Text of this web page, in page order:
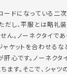
ードになっている二
だし、平服とは略礼
ん。ノーネクタイで
ケットを合わせるな
心です。ノーネクタ
ます。そこで、シャツ